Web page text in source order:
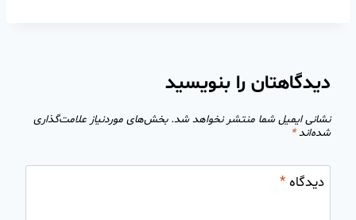
دیدگاهتان را بنویسید
نشانی ایمیل شما منتشر نخواهد شد. بخش‌های موردنیاز علامت‌گذاری
شده‌اند*
دیدگاه*